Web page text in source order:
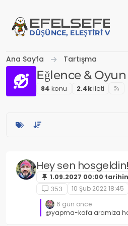
EFELSEFE
DÜŞÜNCE, ELEŞTIRI VE
Ana Sayfa Tartışma
Eğlence & Oyun
84 konu 2.4ki̇leti
Hey sen hosgeldin!
1.09.2027 00:00
353
10 Şub 2022 18:45
6 gün önce
@yapma-kafa